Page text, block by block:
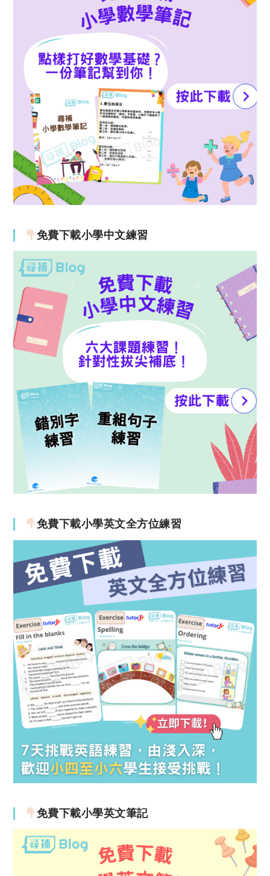
免費下載小學中文練習
免費下載小學英文全方位練習
免費下載小學英文筆記